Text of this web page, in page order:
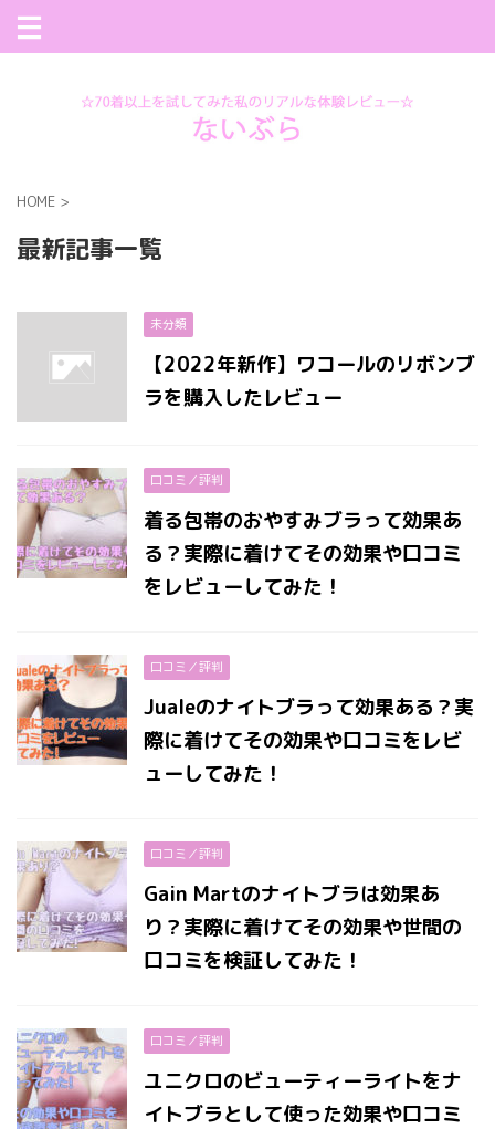
HOME >
最新記事一覧
未分類
【2022年新作】ワコールのリボンブ
ラを購入したレビュー
口コミ／評判
着る包帯のおやすみブラって効果あ
る？実際に着けてその効果や口コミ
をレビューしてみた！
口コミ／評判
Jualeのナイトブラって効果ある？実
際に着けてその効果や口コミをレビ
ューしてみた！
口コミ／評判
Gain Martのナイトブラは効果あ
り？実際に着けてその効果や世間の
口コミを検証してみた！
口コミ／評判
ユニクロのビューティーライトをナ
イトブラとして使った効果や口コミ